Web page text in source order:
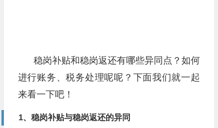
稳岗补贴和稳岗返还有哪些异同点？如何
进行账务、税务处理呢呢？下面我们就一起
来看一下吧！
1、稳岗补贴与稳岗返还的异同